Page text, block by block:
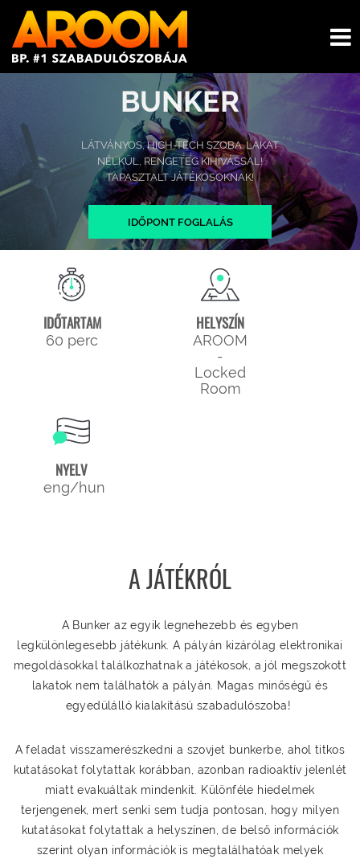
BUNKER
LÁTVÁNYOS, HIGH-TECH SZOBA. LAKAT
NÉLKÜL, RENGETEG KIHÍVÁSSAL!
TAPASZTALT JÁTÉKOSOKNAK!
IDŐPONT FOGLALÁS
A JÁTÉKRÓL
A Bunker az egyik legnehezebb és egyben
legkülönlegesebb játékunk. A pályán kizárólag elektronikai
megoldásokkal találkozhatnak a játékosok, a jól megszokott
lakatok nem találhatók a pályán. Magas minőségű és
egyedülálló kialakítású szabadulószoba!
A feladat visszamerészkedni a szovjet bunkerbe, ahol titkos
kutatásokat folytattak korábban, azonban radioaktív jelenlét
miatt evakuáltak mindenkit. Különféle hiedelmek
terjengenek, mert senki sem tudja pontosan, hogy milyen
kutatásokat folytattak a helyszínen, de belső információk
szerint olyan információk is megtalálhatóak melyek
IDŐTARTAM
60 perc
HELYSZÍN
AROOM
-
Locked
Room
NYELV
eng/hun